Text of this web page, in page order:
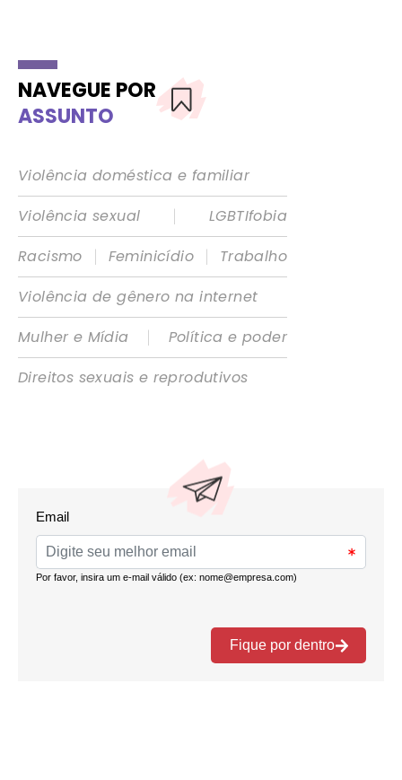
NAVEGUE POR
ASSUNTO
Violência doméstica e familiar
Violência sexual
|
LGBTIfobia
Racismo
| Feminicídio |
Trabalho
Violência de gênero na internet
Mulher e Mídia
|
Política e poder
Direitos sexuais e reprodutivos